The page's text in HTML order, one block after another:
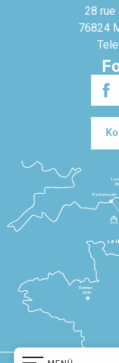
28 rue
76824
Le
Rennes
2h30
Portsmouth